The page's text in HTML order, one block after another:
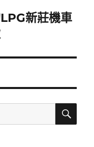
新莊機車
搜